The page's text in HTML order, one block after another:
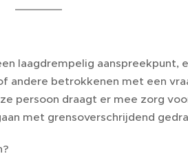
laagdrempelig aanspreekpunt,
andere betrokkenen met een
persoon draagt er mee zorg
met grensoverschrijdend